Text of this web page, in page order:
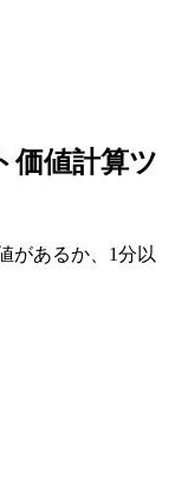
価値計算ツ
があるか、1分以